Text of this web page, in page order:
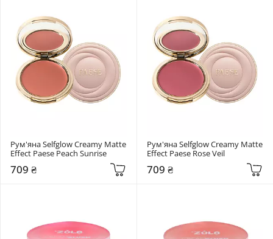
Рум'яна Selfglow Creamy Matte
Effect Paese Peach Sunrise
709 ₴
Рум'яна Selfglow Creamy Matte
Effect Paese Rose Veil
709 ₴